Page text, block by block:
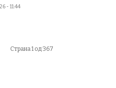
- 11:44
Страна 1 од 367